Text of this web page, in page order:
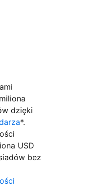
dzięki
*.
USD
bez